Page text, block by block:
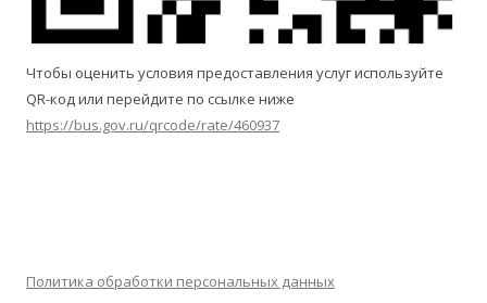
Чтобы оценить условия предоставления услуг используйте
QR-код или перейдите по ссылке ниже
https://bus.gov.ru/qrcode/rate/460937
Политика обработки персональных данных